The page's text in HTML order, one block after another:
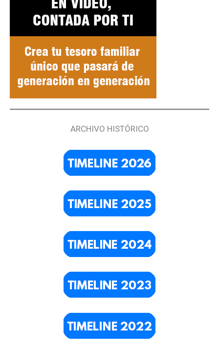
ARCHIVO HISTÓRICO